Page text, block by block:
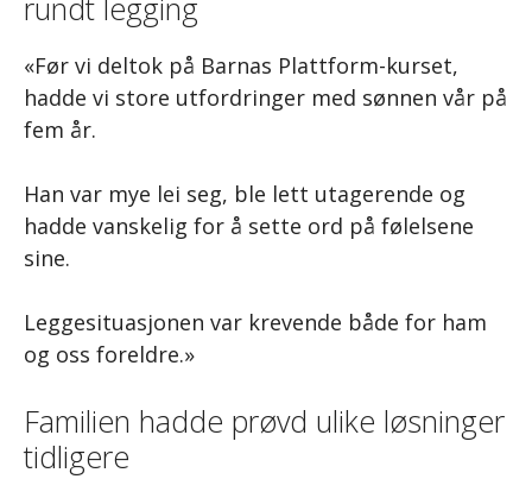
rundt legging
«Før vi deltok på Barnas Plattform-kurset,
hadde vi store utfordringer med sønnen vår på
fem år.
Han var mye lei seg, ble lett utagerende og
hadde vanskelig for å sette ord på følelsene
sine.
Leggesituasjonen var krevende både for ham
og oss foreldre.»
Familien hadde prøvd ulike løsninger
tidligere